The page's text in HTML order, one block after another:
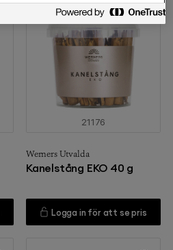
21176
Werners Utvalda
Kanelstång EKO 40 g
Logga in för att se pris